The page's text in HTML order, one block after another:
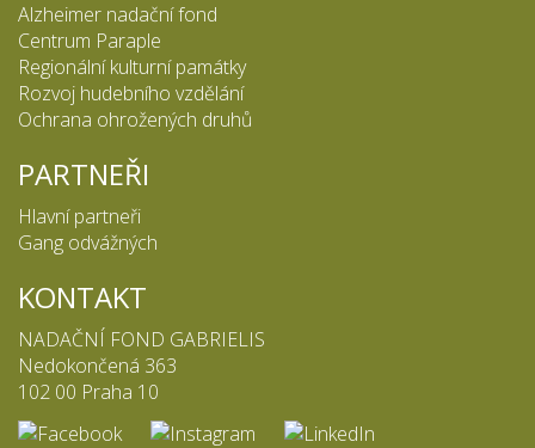
Alzheimer nadační fond
Centrum Paraple
Regionální kulturní památky
Rozvoj hudebního vzdělání
Ochrana ohrožených druhů
PARTNEŘI
Hlavní partneři
Gang odvážných
KONTAKT
NADAČNÍ FOND GABRIELIS
Nedokončená 363
102 00 Praha 10